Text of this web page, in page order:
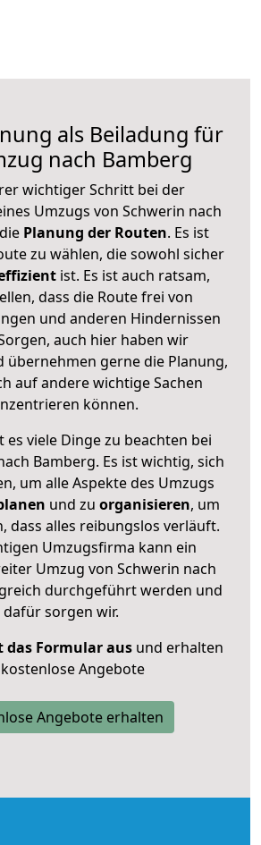
als Beiladung für
nach Bamberg
wichtiger Schritt bei der
Umzugs von Schwerin nach
Planung der Routen. Es ist
zu wählen, die sowohl sicher
ist. Es ist auch ratsam,
dass die Route frei von
und anderen Hindernissen
auch hier haben wir
übernehmen gerne die Planung,
auf andere wichtige Sachen
können.
es viele Dinge zu beachten bei
Bamberg. Es ist wichtig, sich
um alle Aspekte des Umzugs
und zu organisieren, um
dass alles reibungslos verläuft.
Umzugsfirma kann ein
Umzug von Schwerin nach
durchgeführt werden und
dafür sorgen wir.
das Formular ausund erhalten
Angebote
Angebote erhalten